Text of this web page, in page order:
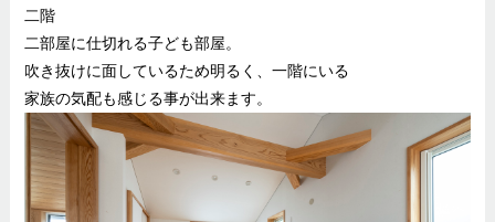
二階
二部屋に仕切れる子ども部屋。
吹き抜けに面しているため明るく、一階にいる
家族の気配も感じる事が出来ます。